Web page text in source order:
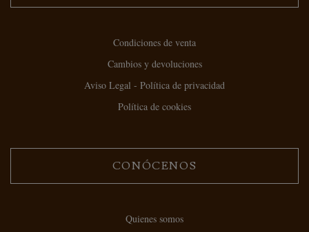
Condiciones de venta
Cambios y devoluciones
Aviso Legal - Política de privacidad
Política de cookies
CONÓCENOS
Quienes somos